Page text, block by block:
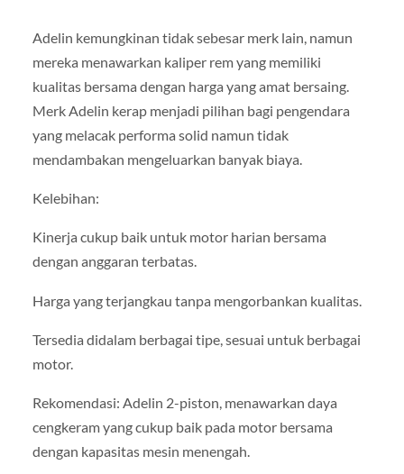
Adelin kemungkinan tidak sebesar merk lain, namun
mereka menawarkan kaliper rem yang memiliki
kualitas bersama dengan harga yang amat bersaing.
Merk Adelin kerap menjadi pilihan bagi pengendara
yang melacak performa solid namun tidak
mendambakan mengeluarkan banyak biaya.
Kelebihan:
Kinerja cukup baik untuk motor harian bersama
dengan anggaran terbatas.
Harga yang terjangkau tanpa mengorbankan kualitas.
Tersedia didalam berbagai tipe, sesuai untuk berbagai
motor.
Rekomendasi: Adelin 2-piston, menawarkan daya
cengkeram yang cukup baik pada motor bersama
dengan kapasitas mesin menengah.